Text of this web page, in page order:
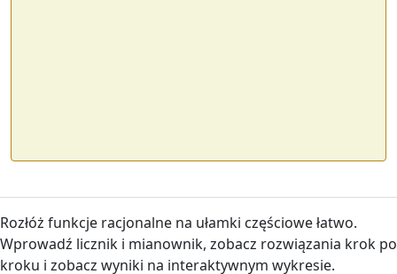
Rozłóż funkcje racjonalne na ułamki częściowe łatwo.
Wprowadź licznik i mianownik, zobacz rozwiązania krok po
kroku i zobacz wyniki na interaktywnym wykresie.